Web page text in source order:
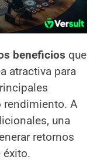
beneficios que
atractiva para
rendimiento. A
una
retornos
éxito.